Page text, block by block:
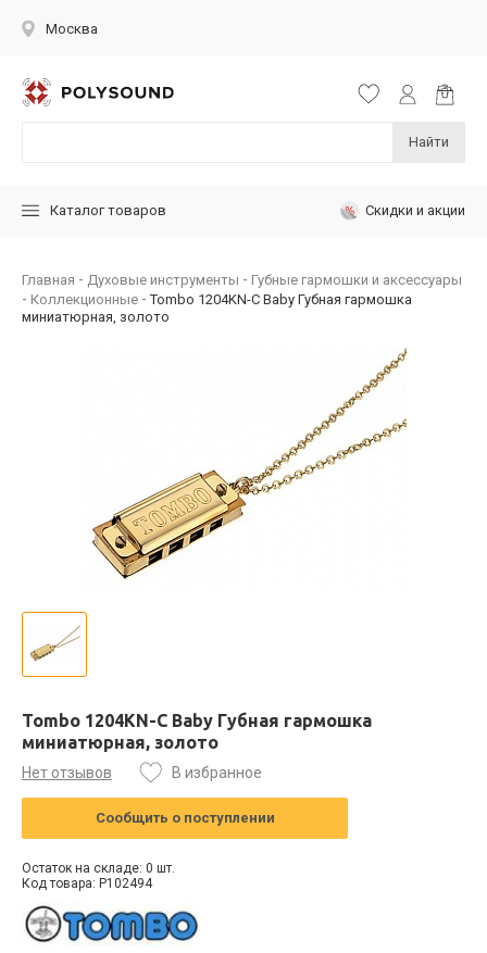
Москва
Найти
Каталог товаров Скидки и акции
Главная Духовые инструменты
Губные гармошки и аксессуары
Коллекционные
Tombo 1204KN-C Baby Губная гармошка
миниатюрная, золото
Tombo 1204KN-C Baby Губная гармошка
миниатюрная, золото
Нет отзывов В избранное
Сообщить о поступлении
Остаток на складе: 0 шт.
Код товара: P102494